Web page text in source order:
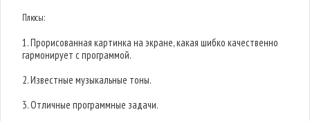
Плюсы:
1. Прорисованная картинка на экране, какая шибко качественно
гармонирует с программой.
2. Известные музыкальные тоны.
3. Отличные программные задачи.